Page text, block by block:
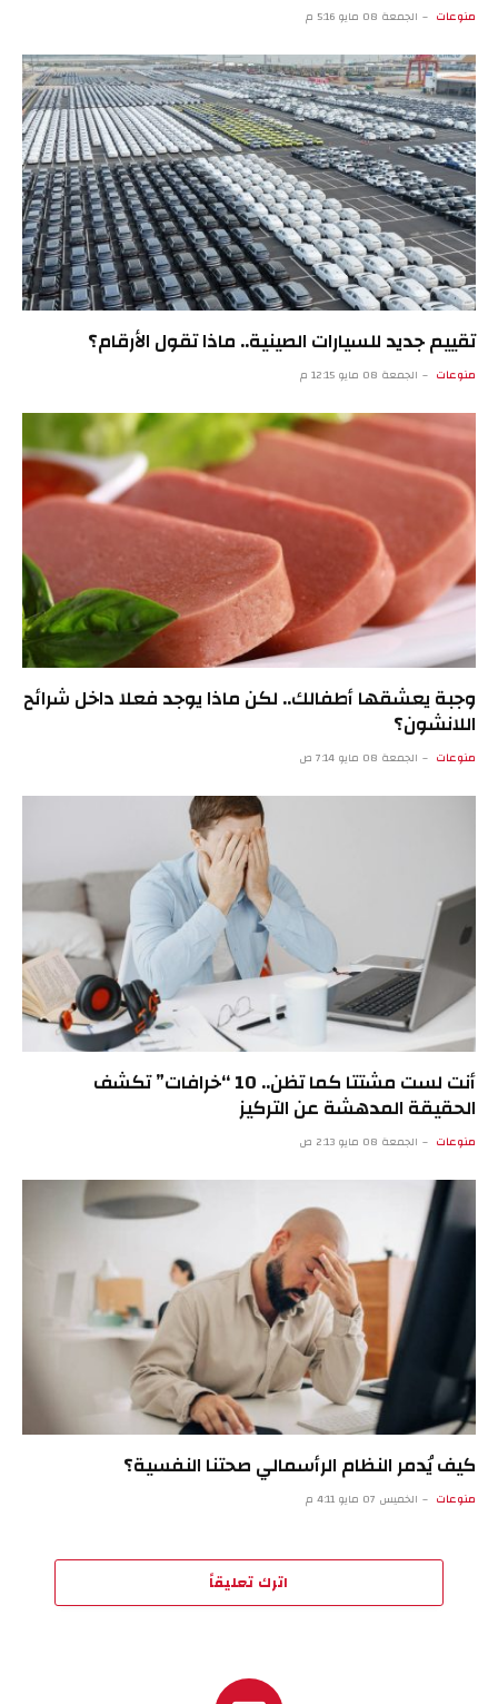
منوعات الجمعة 08 مايو 5:16 م
تقييم جديد للسيارات الصينية.. ماذا تقول الأرقام؟
منوعات الجمعة 08 مايو 12:15 م
وجبة يعشقها أطفالك.. لكن ماذا يوجد فعلا داخل شرائح
اللانشون؟
منوعات الجمعة 08 مايو 7:14 ص
أنت لست مشتتا كما تظن.. 10 “خرافات” تكشف
الحقيقة المدهشة عن التركيز
منوعات الجمعة 08 مايو 2:13 ص
كيف يُدمر النظام الرأسمالي صحتنا النفسية؟
منوعات الخميس 07 مايو 4:11 م
اترك تعليقاً